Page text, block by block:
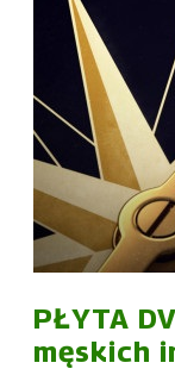
PŁYTA
męskich